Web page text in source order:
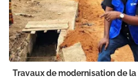
Travaux de modernisation de